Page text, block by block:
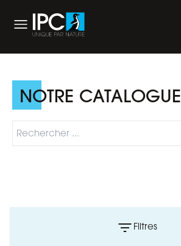
NOTRE CATALOGUE
Filtres